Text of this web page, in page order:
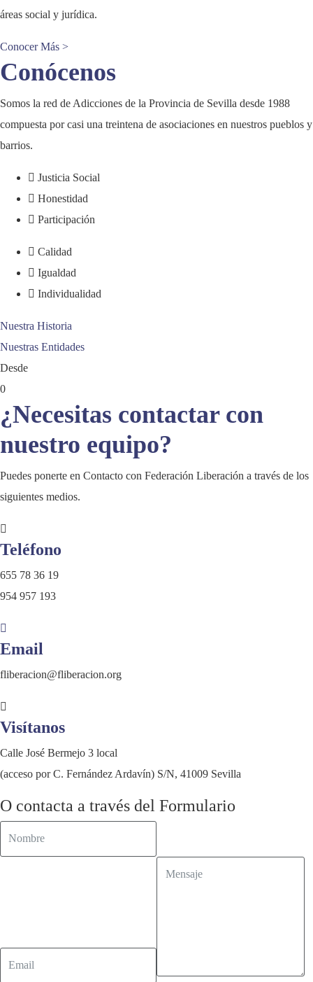
áreas social y jurídica.
Conocer Más >
Conócenos
Somos la red de Adicciones de la Provincia de Sevilla desde 1988
compuesta por casi una treintena de asociaciones en nuestros pueblos y
barrios.
Justicia Social
Honestidad
Participación
Calidad
Igualdad
Individualidad
Nuestra Historia
Nuestras Entidades
Desde
0
¿Necesitas contactar con
nuestro equipo?
Puedes ponerte en Contacto con Federación Liberación a través de los
siguientes medios.
Teléfono
655 78 36 19
954 957 193
Email
fliberacion@fliberacion.org
Visítanos
Calle José Bermejo 3 local
(acceso por C. Fernández Ardavín) S/N, 41009 Sevilla
O contacta a través del Formulario